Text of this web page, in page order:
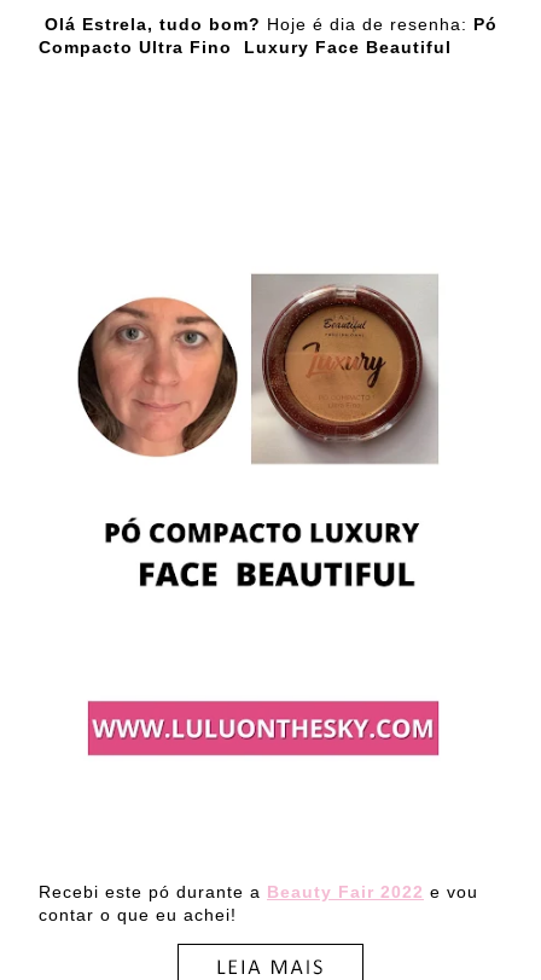
Olá Estrela, tudo bom? Hoje é dia de resenha: Pó
Compacto Ultra Fino Luxury Face Beautiful
Recebi este pó durante a Beauty Fair 2022 e vou
contar o que eu achei!